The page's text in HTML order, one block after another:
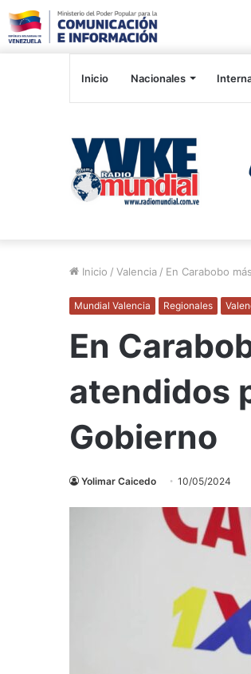
Inicio Nacionales
Inicio / Valencia / En Carabobo
Mundial Valencia Regionales
En
atendidos
Gobierno
Yolimar Caicedo 10/05/2024